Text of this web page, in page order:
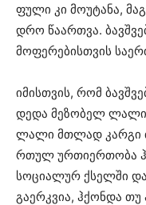
ფული კი მოუტანა,
დრო წაართვა.
მოფერებისთვის
იმისთვის, რომ
დედა მეზობელ
ლალი მთლად კარგი
რთულ ურთიერთობა
სოციალურ ქსელში
გაერკვია, ჰქონდა თუ